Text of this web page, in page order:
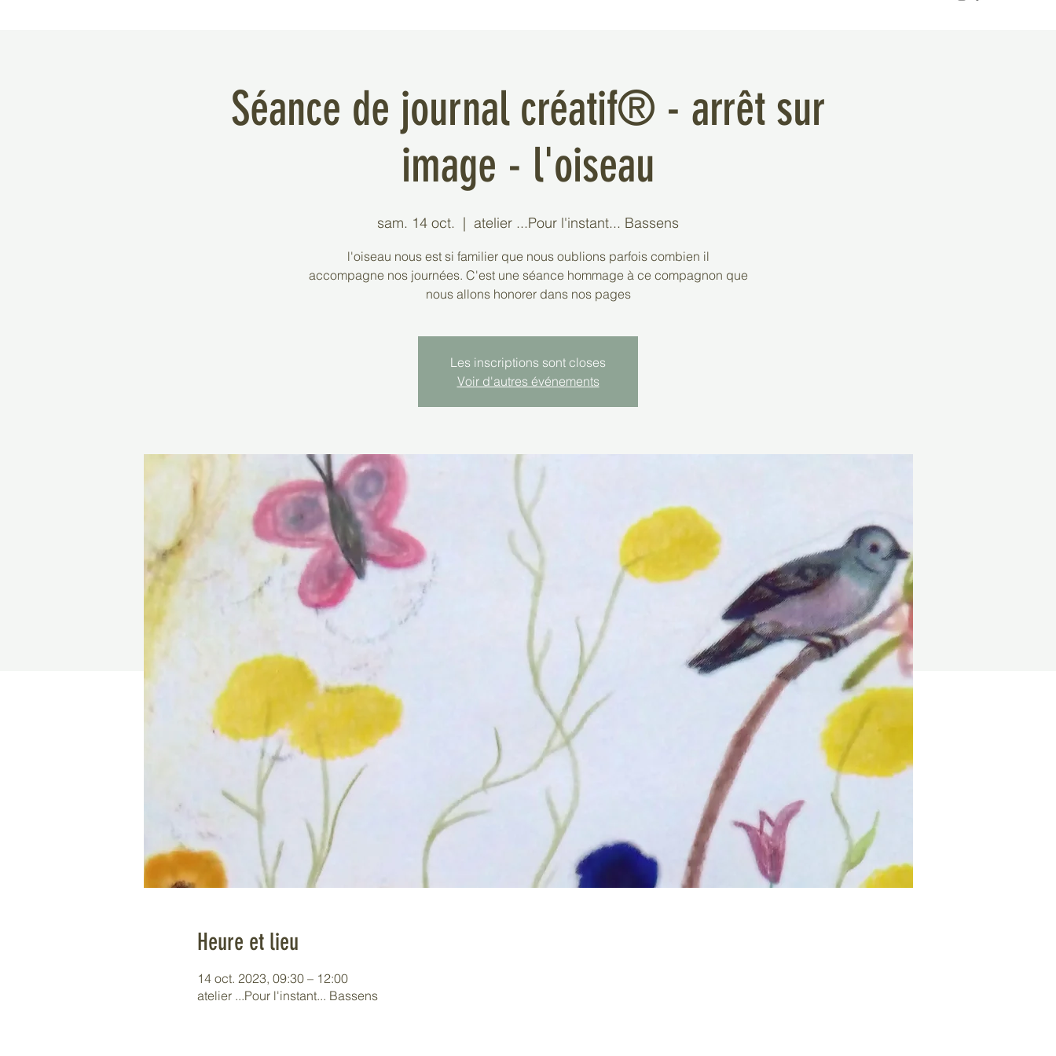
Séance de journal créatif® - arrêt sur
image - l'oiseau
sam. 14 oct.
  |
atelier ...Pour l'instant... Bassens
l'oiseau nous est si familier que nous oublions parfois combien il
accompagne nos journées. C'est une séance hommage à ce compagnon que
nous allons honorer dans nos pages
Les inscriptions sont closes
Voir d'autres événements
Heure et lieu
14 oct. 2023, 09:30 – 12:00
atelier ...Pour l'instant... Bassens